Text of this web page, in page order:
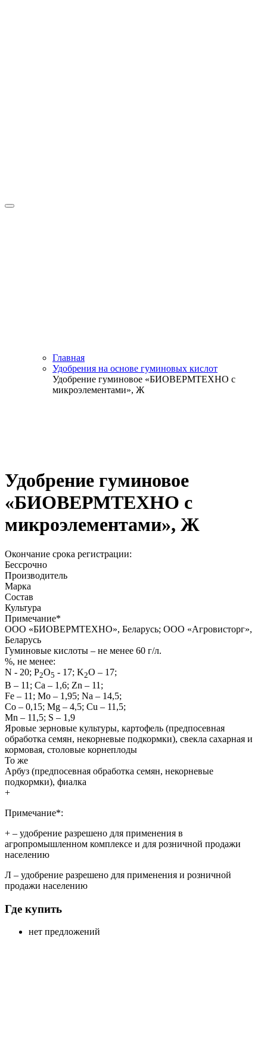
Главная
Удобрения на основе гуминовых кислот
Удобрение гуминовое «БИОВЕРМТЕХНО с
микроэлементами», Ж
Удобрение гуминовое
«БИОВЕРМТЕХНО с
микроэлементами», Ж
Окончание срока регистрации:
Бессрочно
Производитель
Марка
Состав
Культура
Примечание*
ООО «БИОВЕРМТЕХНО», Беларусь; ООО «Агровисторг»,
Беларусь
Гуминовые кислоты – не менее 60 г/л.
%, не менее:
N - 20; P2O5 - 17; K2O – 17;
В – 11; Са – 1,6; Zn – 11;
Fe – 11; Mo – 1,95; Na – 14,5;
Co – 0,15; Mg – 4,5; Cu – 11,5;
Mn – 11,5; S – 1,9
Яровые зерновые культуры, картофель (предпосевная
обработка семян, некорневые подкормки), свекла сахарная и
кормовая, столовые корнеплоды
То же
Арбуз (предпосевная обработка семян, некорневые
подкормки), фиалка
+
Примечание*:
+ – удобрение разрешено для применения в
агропромышленном комплексе и для розничной продажи
населению
Л – удобрение разрешено для применения и розничной
продажи населению
Где купить
нет предложений